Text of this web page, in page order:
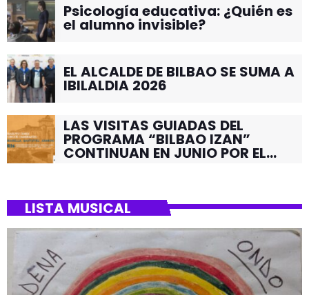
Psicología educativa: ¿Quién es
el alumno invisible?
EL ALCALDE DE BILBAO SE SUMA A
IBILALDIA 2026
LAS VISITAS GUIADAS DEL
PROGRAMA “BILBAO IZAN”
CONTINUAN EN JUNIO POR EL
LISTA MUSICAL